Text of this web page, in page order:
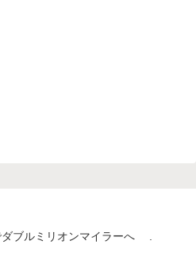
ダブルミリオンマイラーへ .